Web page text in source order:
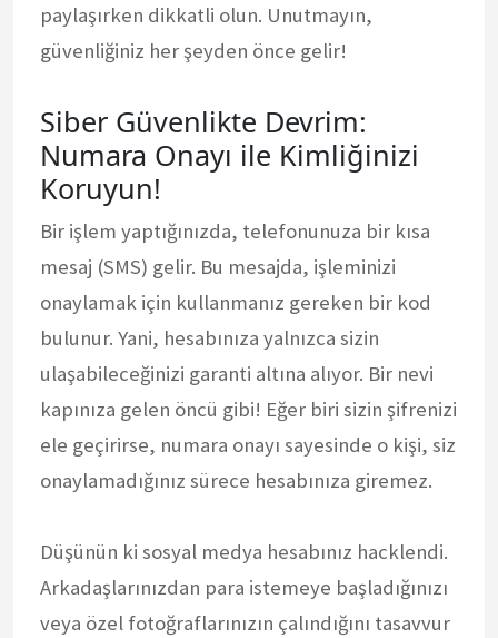
paylaşırken dikkatli olun. Unutmayın,
güvenliğiniz her şeyden önce gelir!
Siber Güvenlikte Devrim:
Numara Onayı ile Kimliğinizi
Koruyun!
Bir işlem yaptığınızda, telefonunuza bir kısa
mesaj (SMS) gelir. Bu mesajda, işleminizi
onaylamak için kullanmanız gereken bir kod
bulunur. Yani, hesabınıza yalnızca sizin
ulaşabileceğinizi garanti altına alıyor. Bir nevi
kapınıza gelen öncü gibi! Eğer biri sizin şifrenizi
ele geçirirse, numara onayı sayesinde o kişi, siz
onaylamadığınız sürece hesabınıza giremez.
Düşünün ki sosyal medya hesabınız hacklendi.
Arkadaşlarınızdan para istemeye başladığınızı
veya özel fotoğraflarınızın çalındığını tasavvur